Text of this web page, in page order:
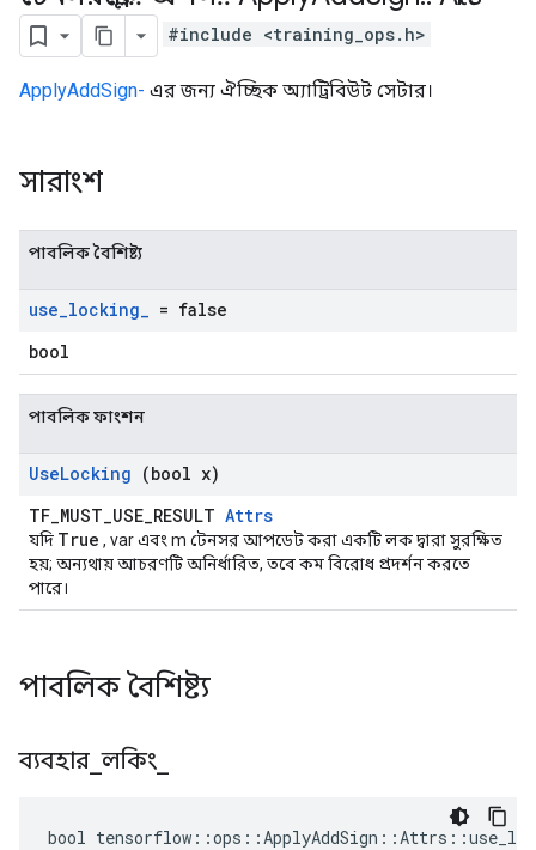
#include <training_ops.h>
ApplyAddSign- এর জন্য ঐচ্ছিক অ্যাট্রিবিউট সেটার।
সারাংশ
পাবলিক বৈশিষ্ট্য
use_locking_ = false
bool
পাবলিক ফাংশন
UseLocking (bool x)
TF_MUST_USE_RESULT Attrs
যদি True , var এবং m টেনসর আপডেট করা একটি লক দ্বারা সুরক্ষিত
হয়; অন্যথায় আচরণটি অনির্ধারিত, তবে কম বিরোধ প্রদর্শন করতে
পারে।
পাবলিক বৈশিষ্ট্য
ব্যবহার _লকিং
bool